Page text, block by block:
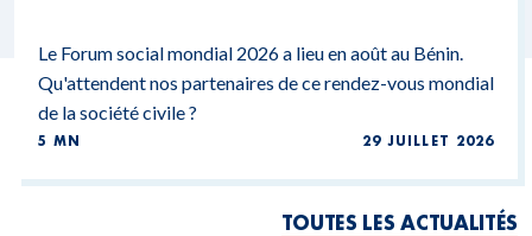
Le Forum social mondial 2026 a lieu en août au Bénin.
Qu'attendent nos partenaires de ce rendez-vous mondial
de la société civile ?
5 MN 29 JUILLET 2026
TOUTES LES ACTUALITÉS